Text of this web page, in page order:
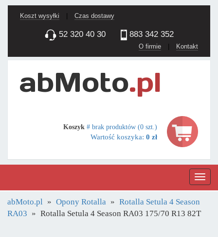
Koszt wysyłki Czas dostawy
52 320 40 30 883 342 352
O firmie | Kontakt
Koszyk # brak produktów (0 szt.)
Wartość koszyka: 0 zł
abMoto.pl Opony Rotalla
Rotalla Setula 4 Season
RA03
Rotalla Setula 4 Season RA03 175/70 R13 82T